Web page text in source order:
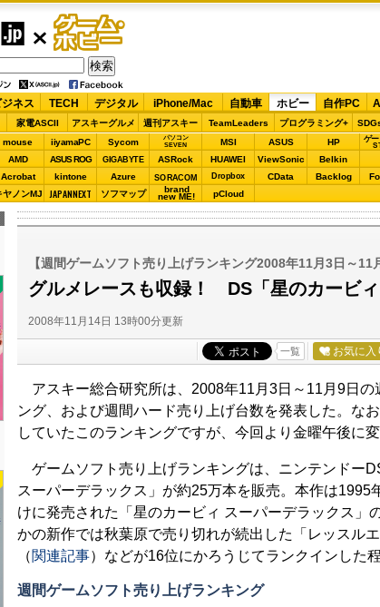
ゲーム・
ホビー
ジネス TECH デジタル iPhone/Mac 自動車 ホビー 自作PC
家電ASCII アスキーグルメ 週刊アスキー TeamLeaders プログラミング+
mouse iiyamaPC Sycom
パソコン
SEVEN
MSI ASUS HP ゲー
AMD ASUS ROG GIGABYTE ASRock HUAWEI ViewSonic Belkin
Acrobat kintone Azure SORACOM Dropbox CData Backlog
ヤノンMJ JAPANNEXT ソフマップ brand
new ME! pCloud
【週間ゲームソフト売り上げランキング2008年11月3日～11
グルメレースも収録！ DS「星のカービィ
2008年11月14日 13時00分更新
一覧 お気に入
アスキー総合研究所は、2008年11月3日～11月9日の
ング、および週間ハード売り上げ台数を発表した。な
していたこのランキングですが、今回より金曜午後に変
ゲームソフト売り上げランキングは、ニンテンドー
スーパーデラックス」が約25万本を販売。本作は1995
けに発売された「星のカービィ スーパーデラックス」
かの新作では秋葉原で売り切れが続出した「レッスル
（関連記事）などが16位にかろうじてランクインした
週間ゲームソフト売り上げランキング